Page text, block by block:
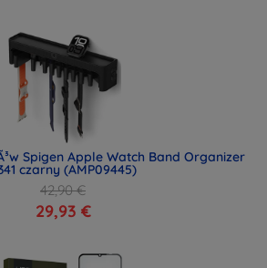
Spigen Apple Watch Band Organizer
czarny (AMP09445)
42,90 €
29,93 €